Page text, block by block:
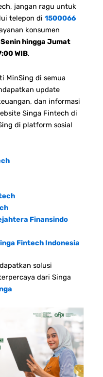
jangan ragu untuk
telepon di 1500066
konsumen
Senin hingga Jumat
WIB.
MinSing di semua
update
dan informasi
Singa Fintech di
di platform sosial
Finansindo
Fintech Indonesia
solusi
dari Singa